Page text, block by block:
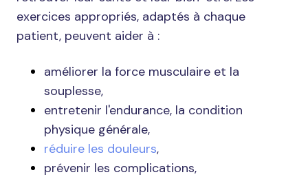
exercices appropriés, adaptés à chaque
patient, peuvent aider à :
améliorer la force musculaire et la
souplesse,
entretenir l'endurance, la condition
physique générale,
réduire les douleurs,
prévenir les complications,